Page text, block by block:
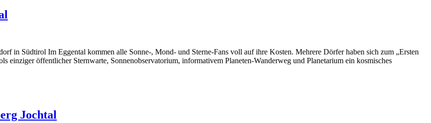
in Südtirol Im Eggental kommen alle Sonne-, Mond- und Sterne-Fans voll auf ihre Kosten. Mehrere Dörfer haben sich zum „Ersten
einziger öffentlicher Sternwarte, Sonnenobservatorium, informativem Planeten‐Wanderweg und Planetarium ein kosmisches
Jochtal